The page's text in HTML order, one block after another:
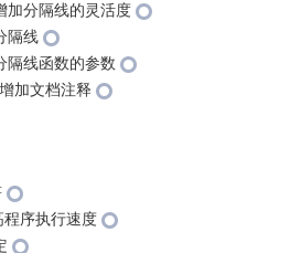
加分隔线的灵活度
隔线
隔线函数的参数
加文档注释
序执行速度